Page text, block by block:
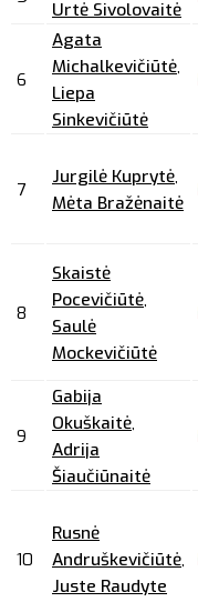
Urtė Sivolovaitė
6
Agata
Michalkevičiūtė,
Liepa
Sinkevičiūtė
7
Jurgilė Kuprytė,
Mėta Bražėnaitė
8
Skaistė
Pocevičiūtė,
Saulė
Mockevičiūtė
9
Gabija
Okuškaitė,
Adrija
Šiaučiūnaitė
10
Rusnė
Andruškevičiūtė,
Juste Raudyte